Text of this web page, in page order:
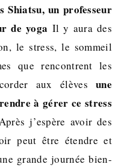
Shiatsu, un professeur
de yoga Il y aura des
le stress, le sommeil
que rencontrent les
aux élèvesune
à gérer ce stress
j’espère avoir des
peut être étendre et
grande journée bien-